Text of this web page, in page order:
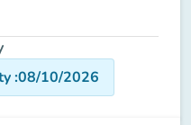
:08/10/2026